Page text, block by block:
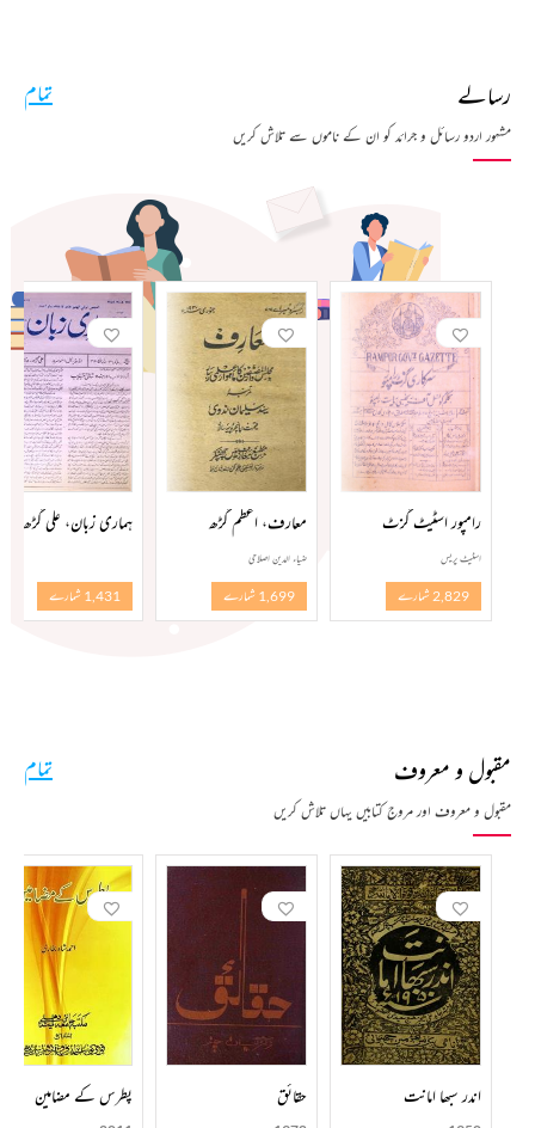
رسالے
مشہور اردو رسائل و جرائد کو ان کے ناموں سے تلاش کریں
تمام
رامپور اسٹیٹ گزٹ
اسٹیٹ پریس
2,829 شمارے
معارف، اعظم گڑھ
ضیاء الدین اصلاحی
1,699 شمارے
ہماری زبان، علی گڑھ
1,431 شمارے
مقبول و معروف
مقبول و معروف اور مروج کتابیں یہاں تلاش کریں
تمام
اندر سبھا امانت حقائق پطرس کے مضامین